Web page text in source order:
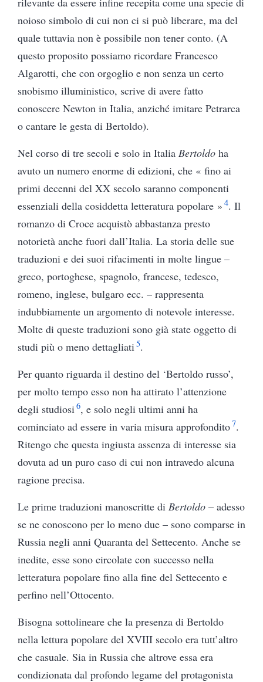
noioso simbolo di cui non ci si può liberare, ma del
quale tuttavia non è possibile non tener conto. (A
questo proposito possiamo ricordare Francesco
Algarotti, che con orgoglio e non senza un certo
snobismo illuministico, scrive di avere fatto
conoscere Newton in Italia, anziché imitare Petrarca
o cantare le gesta di Bertoldo).
Nel corso di tre secoli e solo in Italia Bertoldo ha
avuto un numero enorme di edizioni, che « fino ai
primi decenni del XX secolo saranno componenti
essenziali della cosiddetta letteratura popolare » 4. Il
romanzo di Croce acquistò abbastanza presto
notorietà anche fuori dall’Italia. La storia delle sue
traduzioni e dei suoi rifacimenti in molte lingue –
greco, portoghese, spagnolo, francese, tedesco,
romeno, inglese, bulgaro ecc. – rappresenta
indubbiamente un argomento di notevole interesse.
Molte di queste traduzioni sono già state oggetto di
studi più o meno dettagliati5.
Per quanto riguarda il destino del ‘Bertoldo russo’,
per molto tempo esso non ha attirato l’attenzione
degli studiosi6, e solo negli ultimi anni ha
cominciato ad essere in varia misura approfondito7.
Ritengo che questa ingiusta assenza di interesse sia
dovuta ad un puro caso di cui non intravedo alcuna
ragione precisa.
Le prime traduzioni manoscritte di Bertoldo – adesso
se ne conoscono per lo meno due – sono comparse in
Russia negli anni Quaranta del Settecento. Anche se
inedite, esse sono circolate con successo nella
letteratura popolare fino alla fine del Settecento e
perfino nell’Ottocento.
Bisogna sottolineare che la presenza di Bertoldo
nella lettura popolare del XVIII secolo era tutt’altro
che casuale. Sia in Russia che altrove essa era
condizionata dal profondo legame del protagonista